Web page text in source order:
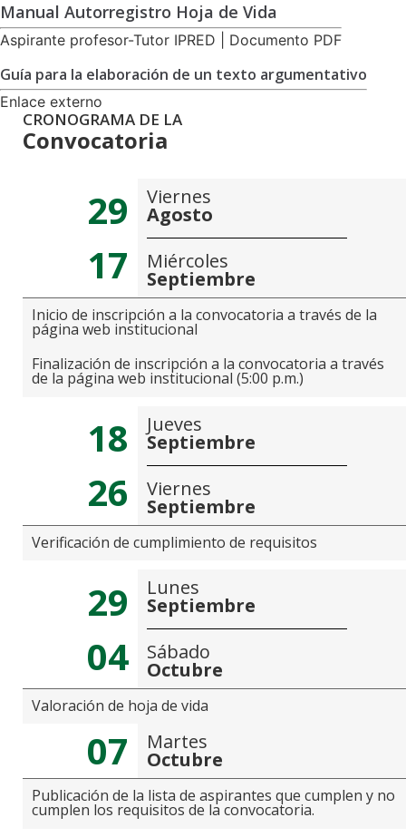
Manual Autorregistro Hoja de Vida
Aspirante profesor-Tutor IPRED | Documento PDF
Guía para la elaboración de un texto argumentativo
Enlace externo
CRONOGRAMA DE LA
Convocatoria
29
17
Viernes
Agosto
Miércoles
Septiembre
Inicio de inscripción a la convocatoria a través de la
página web institucional
Finalización de inscripción a la convocatoria a través
de la página web institucional (5:00 p.m.)
18
26
Jueves
Septiembre
Viernes
Septiembre
Verificación de cumplimiento de requisitos
29
04
Lunes
Septiembre
Sábado
Octubre
Valoración de hoja de vida
07 Martes
Octubre
Publicación de la lista de aspirantes que cumplen y no
cumplen los requisitos de la convocatoria.